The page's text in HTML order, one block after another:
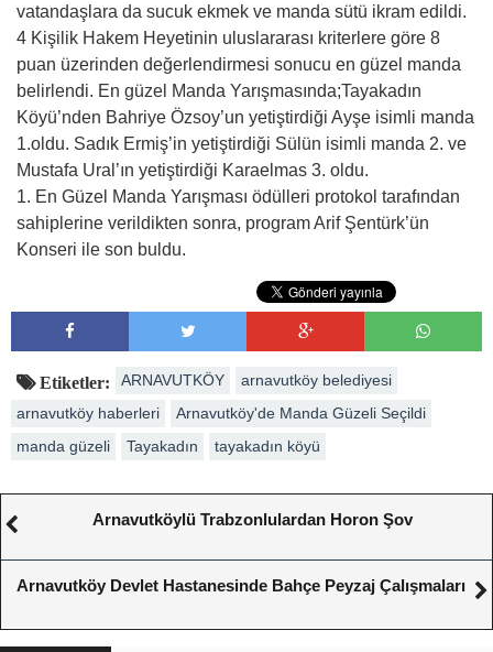
vatandaşlara da sucuk ekmek ve manda sütü ikram edildi.
4 Kişilik Hakem Heyetinin uluslararası kriterlere göre 8
puan üzerinden değerlendirmesi sonucu en güzel manda
belirlendi. En güzel Manda Yarışmasında;Tayakadın
Köyü’nden Bahriye Özsoy’un yetiştirdiği Ayşe isimli manda
1.oldu. Sadık Ermiş’in yetiştirdiği Sülün isimli manda 2. ve
Mustafa Ural’ın yetiştirdiği Karaelmas 3. oldu.
1. En Güzel Manda Yarışması ödülleri protokol tarafından
sahiplerine verildikten sonra, program Arif Şentürk’ün
Konseri ile son buldu.
Etiketler: ARNAVUTKÖY
arnavutköy belediyesi
arnavutköy haberleri
Arnavutköy'de Manda Güzeli Seçildi
manda güzeli
Tayakadın tayakadın köyü
Arnavutköylü Trabzonlulardan Horon Şov
Arnavutköy Devlet Hastanesinde Bahçe Peyzaj Çalışmaları